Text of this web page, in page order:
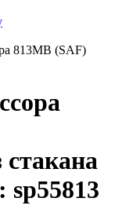
813MB (SAF)
стакана